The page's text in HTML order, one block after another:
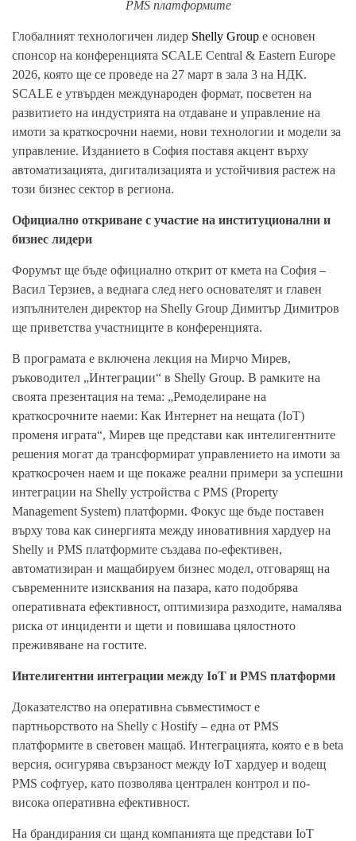
PMS платформите
Глобалният технологичен лидер Shelly Group е основен
спонсор на конференцията SCALE Central & Eastern Europe
2026, която ще се проведе на 27 март в зала 3 на НДК.
SCALE е утвърден международен формат, посветен на
развитието на индустрията на отдаване и управление на
имоти за краткосрочни наеми, нови технологии и модели за
управление. Изданието в София поставя акцент върху
автоматизацията, дигитализацията и устойчивия растеж на
този бизнес сектор в региона.
Официално откриване с участие на институционални и
бизнес лидери
Форумът ще бъде официално открит от кмета на София –
Васил Терзиев, а веднага след него основателят и главен
изпълнителен директор на Shelly Group Димитър Димитров
ще приветства участниците в конференцията.
В програмата е включена лекция на Мирчо Мирев,
ръководител „Интеграции“ в Shelly Group. В рамките на
своята презентация на тема: „Ремоделиране на
краткосрочните наеми: Как Интернет на нещата (IoT)
променя играта“, Мирев ще представи как интелигентните
решения могат да трансформират управлението на имоти за
краткосрочен наем и ще покаже реални примери за успешни
интеграции на Shelly устройства с PMS (Property
Management System) платформи. Фокус ще бъде поставен
върху това как синергията между иновативния хардуер на
Shelly и PMS платформите създава по-ефективен,
автоматизиран и мащабируем бизнес модел, отговарящ на
съвременните изисквания на пазара, като подобрява
оперативната ефективност, оптимизира разходите, намалява
риска от инциденти и щети и повишава цялостното
преживяване на гостите.
Интелигентни интеграции между IoT и PMS платформи
Доказателство на оперативна съвместимост е
партньорството на Shelly с Hostify – една от PMS
платформите в световен мащаб. Интеграцията, която е в beta
версия, осигурява свързаност между IoT хардуер и водещ
PMS софтуер, като позволява централен контрол и по-
висока оперативна ефективност.
На брандирания си щанд компанията ще представи IoT